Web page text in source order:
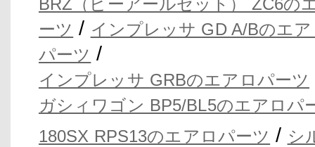
BRZ（ビーアールゼット） ZC6の
ーツ / インプレッサ GD A/Bのエ
パーツ /
インプレッサ GRBのエアロパーツ
ガシィワゴン BP5/BL5のエアロパ
180SX RPS13のエアロパーツ / シ